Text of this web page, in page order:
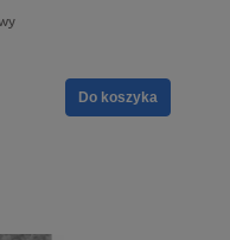
Do koszyka